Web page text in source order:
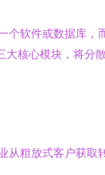
软件或数据库
核心模块，将
粗放式客户获